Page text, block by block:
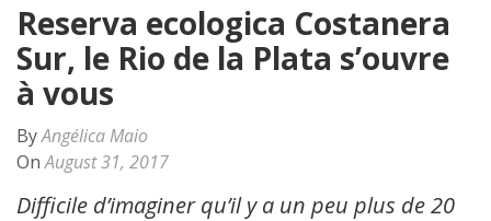
Reserva ecologica Costanera
Sur, le Rio de la Plata s’ouvre
à vous
ByAngélica Maio
OnAugust 31, 2017
Difficile d’imaginer qu’il y a un peu plus de 20